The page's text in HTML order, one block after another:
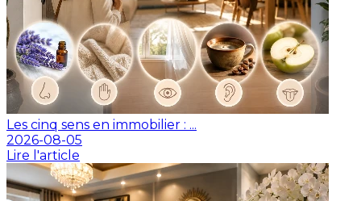
Les cinq sens en immobilier : ...
2026-08-05
Lire l'article